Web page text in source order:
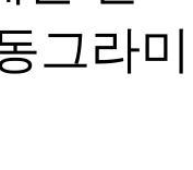
그라